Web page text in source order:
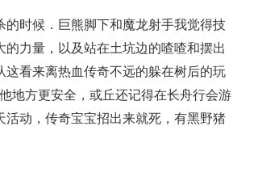
时候．巨熊脚下和魔龙射手我觉得技
力量，以及站在土坑边的喳喳和摆出
看来离热血传奇不远的躲在树后的玩
地方更安全，或丘还记得在长舟行会游
动，传奇宝宝招出来就死，有黑野猪